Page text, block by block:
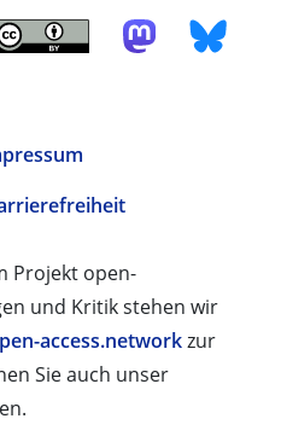
Projekt open-
und Kritik stehen wir
access.networkzur
Sie auch unser